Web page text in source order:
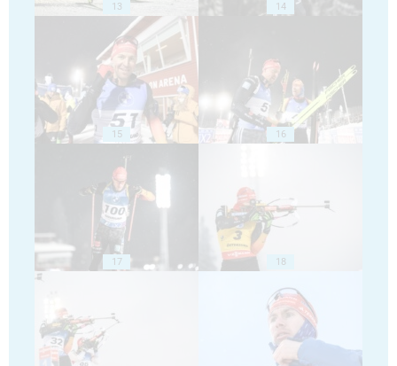
13 14
15 16
17 18